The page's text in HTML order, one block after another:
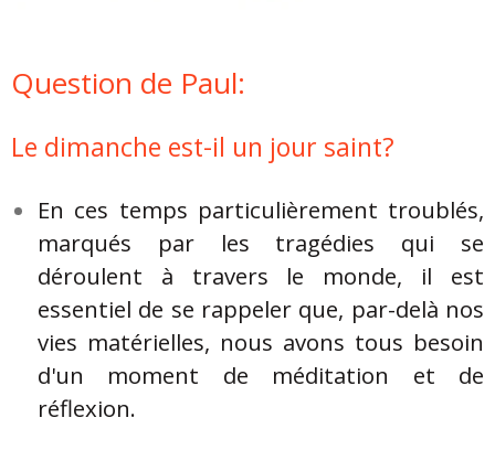
Question de Paul:
Le dimanche est-il un jour saint?
En ces temps particulièrement troublés,
marqués par les tragédies qui se
déroulent à travers le monde, il est
essentiel de se rappeler que, par-delà nos
vies matérielles, nous avons tous besoin
d'un moment de méditation et de
réflexion.